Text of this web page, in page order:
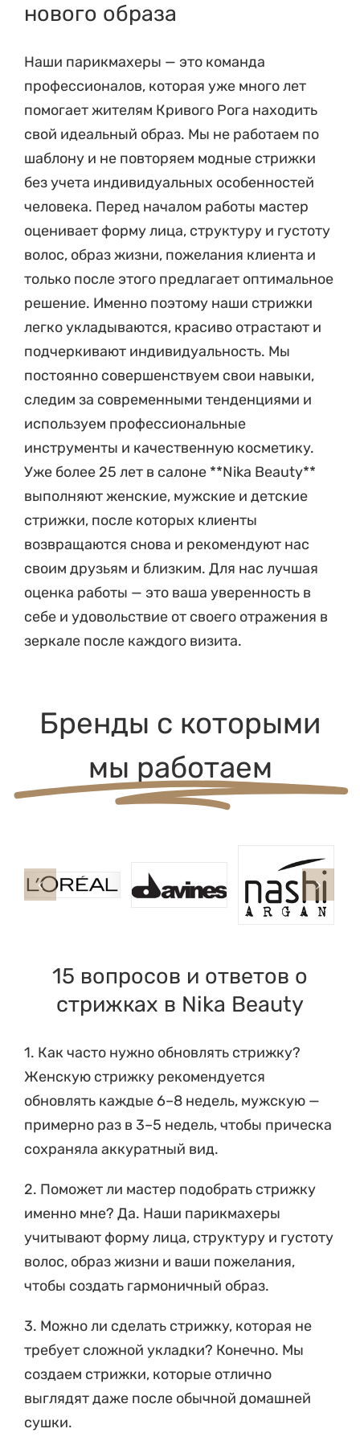
нового образа
Наши парикмахеры — это команда
профессионалов, которая уже много лет
помогает жителям Кривого Рога находить
свой идеальный образ. Мы не работаем по
шаблону и не повторяем модные стрижки
без учета индивидуальных особенностей
человека. Перед началом работы мастер
оценивает форму лица, структуру и густоту
волос, образ жизни, пожелания клиента и
только после этого предлагает оптимальное
решение. Именно поэтому наши стрижки
легко укладываются, красиво отрастают и
подчеркивают индивидуальность. Мы
постоянно совершенствуем свои навыки,
следим за современными тенденциями и
используем профессиональные
инструменты и качественную косметику.
Уже более 25 лет в салоне **Nika Beauty**
выполняют женские, мужские и детские
стрижки, после которых клиенты
возвращаются снова и рекомендуют нас
своим друзьям и близким. Для нас лучшая
оценка работы — это ваша уверенность в
себе и удовольствие от своего отражения в
зеркале после каждого визита.
Бренды с которыми
мы работаем
стрижках в Nika Beauty
Женскую стрижку рекомендуется
обновлять каждые 6–8 недель, мужскую —
примерно раз в 3–5 недель, чтобы прическа
сохраняла аккуратный вид.
именно мне? Да. Наши парикмахеры
учитывают форму лица, структуру и густоту
волос, образ жизни и ваши пожелания,
чтобы создать гармоничный образ.
требует сложной укладки? Конечно. Мы
создаем стрижки, которые отлично
выглядят даже после обычной домашней
сушки.